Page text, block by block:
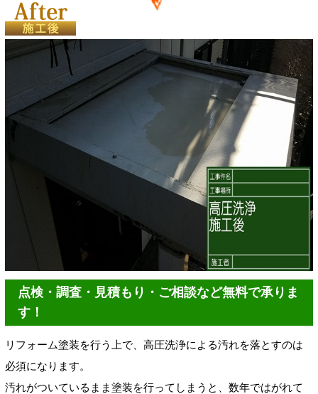
点検・調査・見積もり・ご相談など無料で承りま
す！
リフォーム塗装を行う上で、高圧洗浄による汚れを落とすのは
必須になります。
汚れがついているまま塗装を行ってしまうと、数年ではがれて